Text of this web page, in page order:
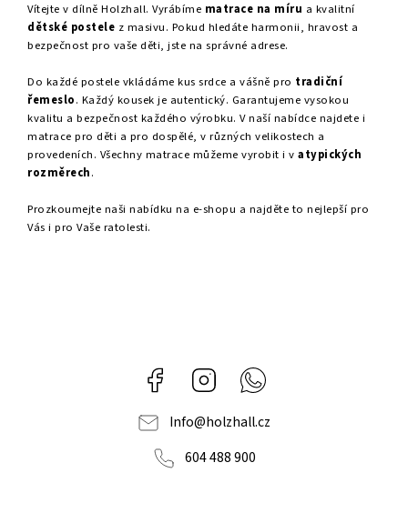
Vítejte v dílně Holzhall. Vyrábíme matrace na míru a kvalitní
dětské postele z masivu. Pokud hledáte harmonii, hravost a
bezpečnost pro vaše děti, jste na správné adrese.
Do každé postele vkládáme kus srdce a vášně pro tradiční
řemeslo. Každý kousek je autentický. Garantujeme vysokou
kvalitu a bezpečnost každého výrobku. V naší nabídce najdete i
matrace pro děti a pro dospělé, v různých velikostech a
provedeních. Všechny matrace můžeme vyrobit i v atypických
rozměrech.
Prozkoumejte naši nabídku na e-shopu a najděte to nejlepší pro
Vás i pro Vaše ratolesti.
Facebook Instagram
Info@holzhall.cz
604 488 900